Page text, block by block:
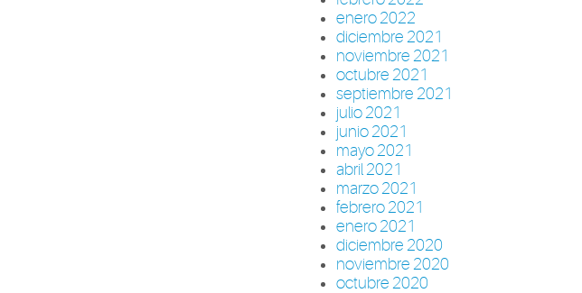
enero 2022
diciembre 2021
noviembre 2021
octubre 2021
septiembre 2021
julio 2021
junio 2021
mayo 2021
abril 2021
marzo 2021
febrero 2021
enero 2021
diciembre 2020
noviembre 2020
octubre 2020